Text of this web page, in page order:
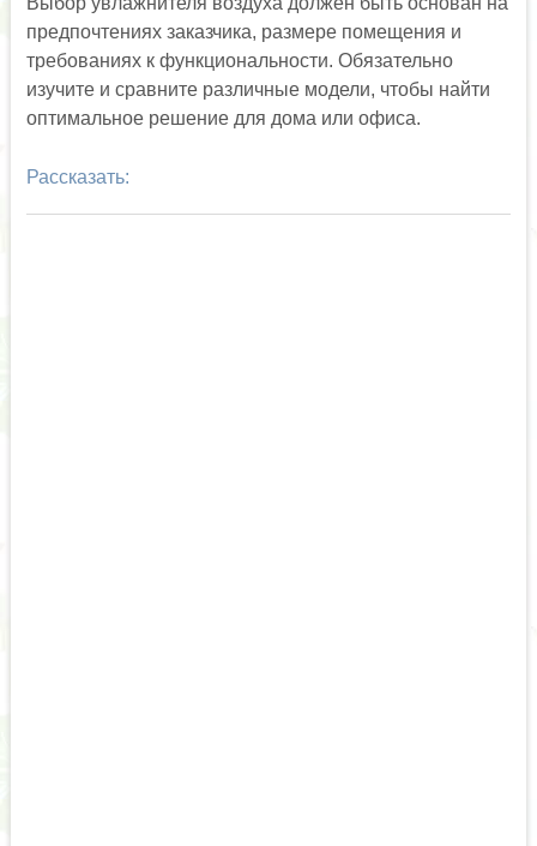
предпочтениях заказчика, размере помещения и
требованиях к функциональности. Обязательно
изучите и сравните различные модели, чтобы найти
оптимальное решение для дома или офиса.
Рассказать: